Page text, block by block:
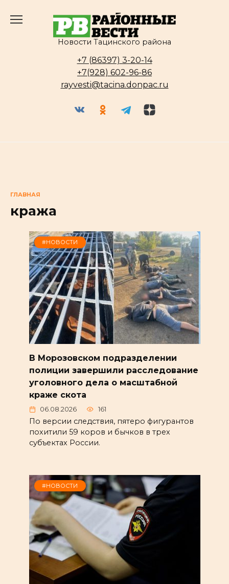
Новости Тацинского района
+7 (86397) 3-20-14
+7(928) 602-96-86
rayvesti@tacina.donpac.ru
ГЛАВНАЯ
кража
#НОВОСТИ
В Морозовском подразделении
полиции завершили расследование
уголовного дела о масштабной
краже скота
06.08.2026 161
По версии следствия, пятеро фигурантов
похитили 59 коров и бычков в трех
субъектах России.
#НОВОСТИ